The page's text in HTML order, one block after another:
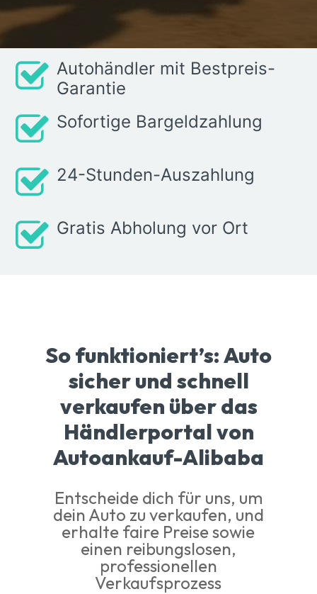
Autohändler mit Bestpreis-
Garantie
Sofortige Bargeldzahlung
24-Stunden-Auszahlung
Gratis Abholung vor Ort
So funktioniert’s: Auto
sicher und schnell
verkaufen über das
Händlerportal von
Autoankauf-Alibaba
Entscheide dich für uns, um
dein Auto zu verkaufen, und
erhalte faire Preise sowie
einen reibungslosen,
professionellen
Verkaufsprozess